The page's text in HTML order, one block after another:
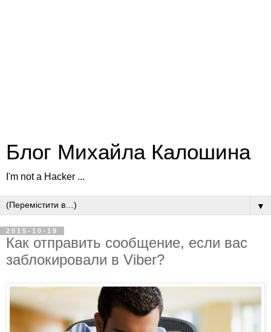
Блог Михайла Калошина
I'm not a Hacker ...
▼
2015-10-19
Как отправить сообщение, если вас
заблокировали в Viber?